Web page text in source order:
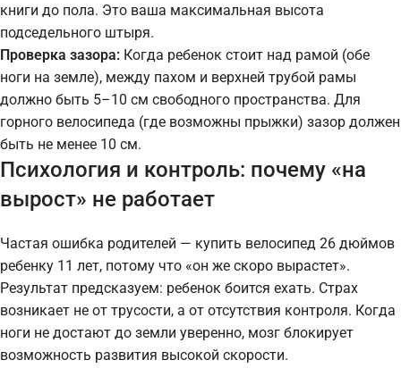
книги до пола. Это ваша максимальная высота
подседельного штыря.
Проверка зазора: Когда ребенок стоит над рамой (обе
ноги на земле), между пахом и верхней трубой рамы
должно быть 5–10 см свободного пространства. Для
горного велосипеда (где возможны прыжки) зазор должен
быть не менее 10 см.
Психология и контроль: почему «на
вырост» не работает
Частая ошибка родителей — купить велосипед 26 дюймов
ребенку 11 лет, потому что «он же скоро вырастет».
Результат предсказуем: ребенок боится ехать. Страх
возникает не от трусости, а от отсутствия контроля. Когда
ноги не достают до земли уверенно, мозг блокирует
возможность развития высокой скорости.